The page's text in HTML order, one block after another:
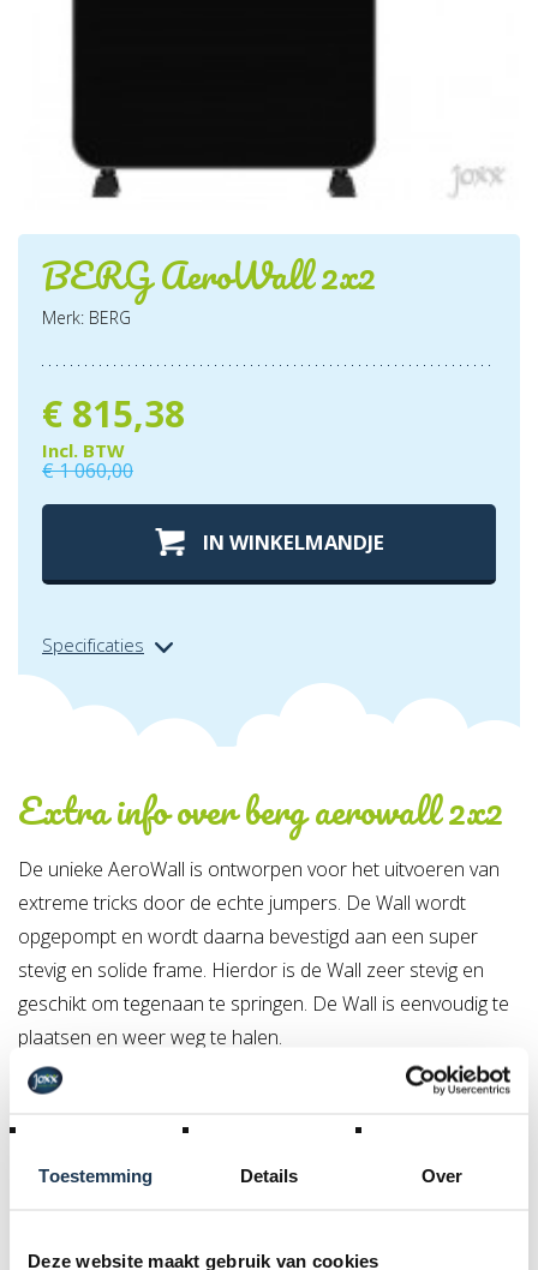
Toestemming Details Over
Deze website maakt gebruik van cookies
BERG AeroWall 2x2
Merk: BERG
€ 815,38
Incl. BTW
€1 060,00
IN WINKELMANDJE
Specificaties
Extra info overberg aerowall 2x2
De unieke AeroWall is ontworpen voor het uitvoeren van
extreme tricks door de echte jumpers. De Wall wordt
opgepompt en wordt daarna bevestigd aan een super
stevig en solide frame. Hierdor is de Wall zeer stevig en
geschikt om tegenaan te springen. De Wall is eenvoudig te
plaatsen en weer weg te halen.
Specificaties
Product Code :